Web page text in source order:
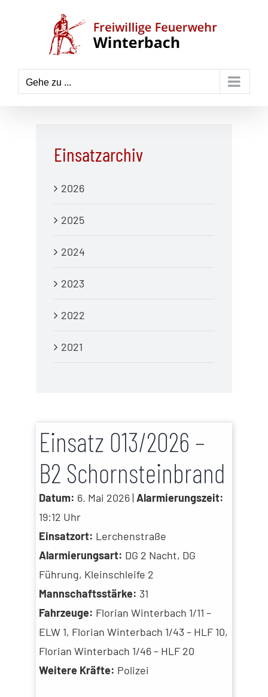
Gehe zu ...
Einsatz 013/2026 –
B2 Schornsteinbrand
Datum: 6. Mai 2026 |Alarmierungszeit:
19:12 Uhr
Einsatzort: Lerchenstraße
Alarmierungsart: DG 2 Nacht, DG
Führung, Kleinschleife 2
Mannschaftsstärke: 31
Fahrzeuge: Florian Winterbach 1/11 –
ELW 1, Florian Winterbach 1/43 – HLF 10,
Florian Winterbach 1/46 – HLF 20
Weitere Kräfte: Polizei
Einsatzarchiv
2026
2025
2024
2023
2022
2021